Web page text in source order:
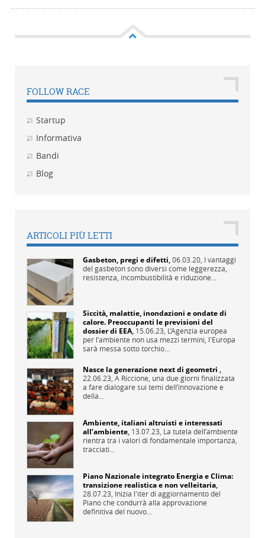
FOLLOW RACE
Startup
Informativa
Bandi
Blog
ARTICOLI PIÙ LETTI
Gasbeton, pregi e difetti,06.03.20, I vantaggi
del gasbeton sono diversi come leggerezza,
resistenza, incombustibilità e riduzione...
Siccità, malattie, inondazioni e ondate di
calore. Preoccupanti le previsioni del
dossier di EEA, 15.06.23, L’Agenzia europea
per l’ambiente non usa mezzi termini, l'Europa
sarà messa sotto torchio...
Nasce la generazione next di geometri ,
22.06.23, A Riccione, una due giorni finalizzata
a fare dialogare sui temi dell’innovazione e
della...
Ambiente, italiani altruisti e interessati
all’ambiente, 13.07.23, La tutela dell’ambiente
rientra tra i valori di fondamentale importanza,
tracciati...
Piano Nazionale integrato Energia e Clima:
transizione realistica e non velleitaria,
28.07.23, Inizia l'iter di aggiornamento del
Piano che condurrà alla approvazione
definitiva del nuovo...